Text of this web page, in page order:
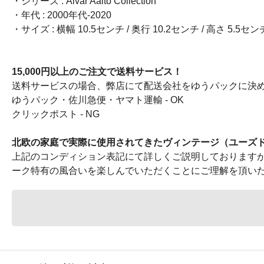
・年代 : 2000年代-2020
・サイズ : 横幅 10.5センチ / 奥行 10.2センチ / 高さ 5.5セン
15,000円以上のご注文で送料サービス！
送料サービスの場合、弊店にて配送会社をゆうパックに決
ゆうパック・佐川急便・ヤマト運輸 - OK
クリックポスト - NG
北欧の家庭で実際に使用されてきたヴィンテージ（ユーズ
上記のコンディション表記にて詳しくご説明しておりま
ーク特有の風合いを楽しんでいただくことにご理解を頂い